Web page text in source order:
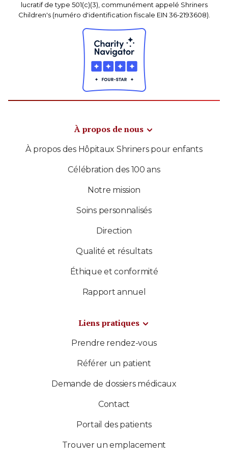
lucratif de type 501(c)(3), communément appelé Shriners
Children's (numéro d'identification fiscale EIN 36-2193608).
À propos de nous
À propos des Hôpitaux Shriners pour enfants
Célébration des 100 ans
Notre mission
Soins personnalisés
Direction
Qualité et résultats
Éthique et conformité
Rapport annuel
Liens pratiques
Prendre rendez-vous
Référer un patient
Demande de dossiers médicaux
Contact
Portail des patients
Trouver un emplacement